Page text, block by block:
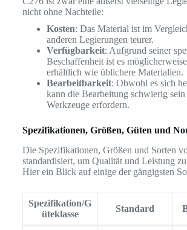
nicht ohne Nachteile:
Kosten: Das Material ist im
anderen Legierungen teurer.
Verfügbarkeit: Aufgrund seiner
Beschaffenheit ist es
erhältlich wie üblichere Materialien.
Bearbeitbarkeit: Obwohl es sich
kann die Bearbeitung schwierig
Werkzeuge erfordern.
Spezifikationen, Größen, Güten und
Die Spezifikationen, Größen und Sorten
standardisiert, um Qualität und Leistung
Hier ein Blick auf einige der gängigsten
Spezifikation/G
üteklasse
Standard